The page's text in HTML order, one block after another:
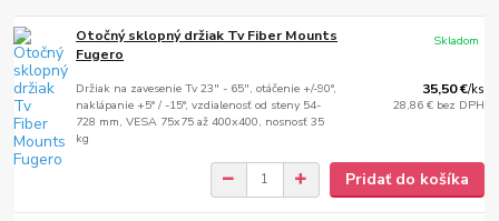
Otočný sklopný držiak Tv Fiber Mounts
Fugero
Držiak na zavesenie Tv 23" - 65", otáčenie +/-90°,
naklápanie +5° / -15°, vzdialenosť od steny 54-
728 mm, VESA 75x75 až 400x400, nosnosť 35
kg
35,50 €/ks
28,86 € bez DPH
Skladom
Pridať do košíka